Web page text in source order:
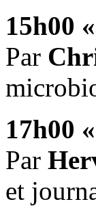
15h00
Par
17h00
Par
et